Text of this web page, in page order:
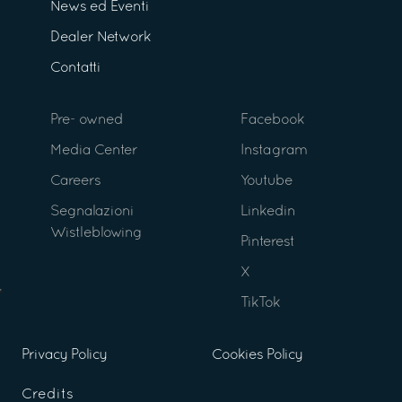
News ed Eventi
Dealer Network
Contatti
Pre- owned
Media Center
Careers
Segnalazioni
Wistleblowing
Facebook
Instagram
Youtube
Linkedin
Pinterest
X
TikTok
Privacy Policy Cookies Policy
Credits